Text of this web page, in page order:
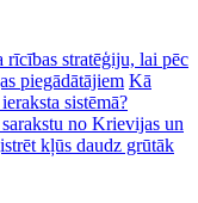
rīcības stratēģiju, lai pēc
piegādātājiem Kā
sistēmā?
no Krievijas un
kļūs daudz grūtāk